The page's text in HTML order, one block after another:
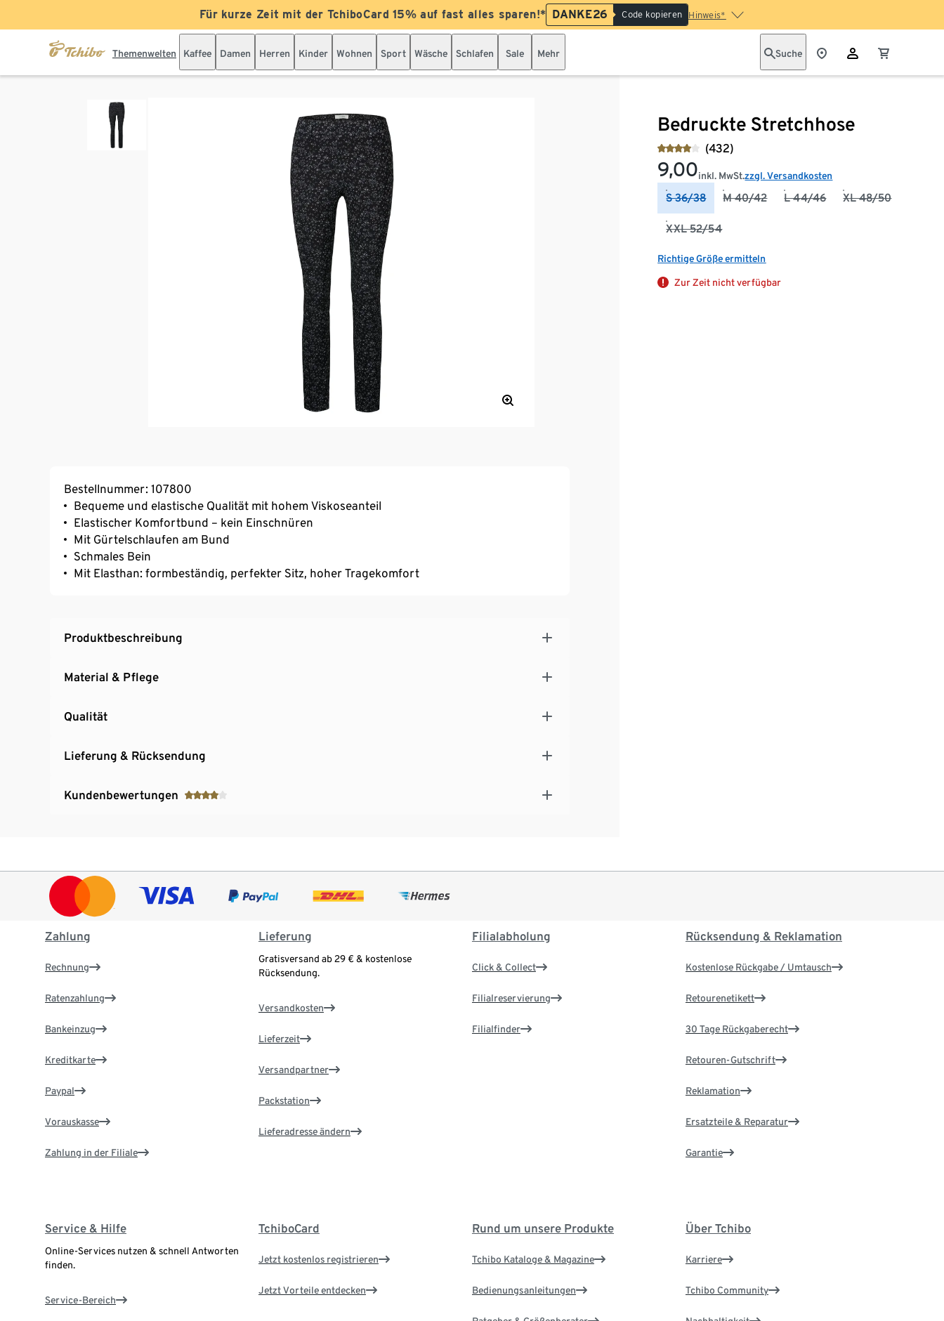
Für kurze Zeit mit der TchiboCard 15% auf fast alles sparen!* DANKE26 Code kopieren Hinweis*
Themenwelten Kaffee Damen Herren Kinder Wohnen Sport Wäsche Schlafen Sale Mehr Suche
Bedruckte Stretchhose
(432)
9,00inkl. MwSt.zzgl. Versandkosten
S 36/38 M 40/42 L 44/46 XL 48/50
XXL 52/54
Richtige Größe ermitteln
Zur Zeit nicht verfügbar
Bestellnummer: 107800
Bequeme und elastische Qualität mit hohem Viskoseanteil
Elastischer Komfortbund – kein Einschnüren
Mit Gürtelschlaufen am Bund
Schmales Bein
Mit Elasthan: formbeständig, perfekter Sitz, hoher Tragekomfort
Produktbeschreibung
Material & Pflege
Qualität
Lieferung & Rücksendung
Kundenbewertungen
Zahlung
Rechnung
Ratenzahlung
Bankeinzug
Kreditkarte
Paypal
Vorauskasse
Zahlung in der Filiale
Lieferung
Gratisversand ab 29 € & kostenlose
Rücksendung.
Versandkosten
Lieferzeit
Versandpartner
Packstation
Lieferadresse ändern
Filialabholung
Click & Collect
Filialreservierung
Filialfinder
Rücksendung & Reklamation
Kostenlose Rückgabe / Umtausch
Retourenetikett
30 Tage Rückgaberecht
Retouren-Gutschrift
Reklamation
Ersatzteile & Reparatur
Garantie
Service & Hilfe
Online-Services nutzen & schnell Antworten
finden.
Service-Bereich
TchiboCard
Jetzt kostenlos registrieren
Jetzt Vorteile entdecken
Rund um unsere Produkte
Tchibo Kataloge & Magazine
Bedienungsanleitungen
Über Tchibo
Karriere
Tchibo Community